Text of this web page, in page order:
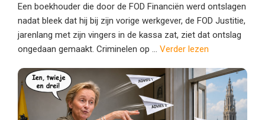
Een boekhouder die door de FOD Financiën werd ontslagen
nadat bleek dat hij bij zijn vorige werkgever, de FOD Justitie,
jarenlang met zijn vingers in de kassa zat, ziet dat ontslag
ongedaan gemaakt. Criminelen op ... Verder lezen